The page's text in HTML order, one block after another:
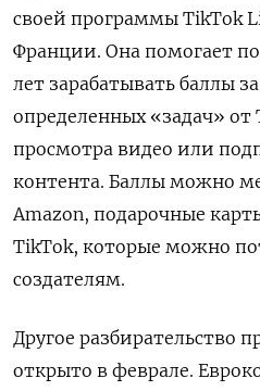
своей программы TikTok
Франции. Она помогает
лет зарабатывать баллы
определенных «задач»
просмотра видео или
контента. Баллы можно
Amazon, подарочные
TikTok, которые можно
создателям.
Другое разбирательство
открыто в феврале.